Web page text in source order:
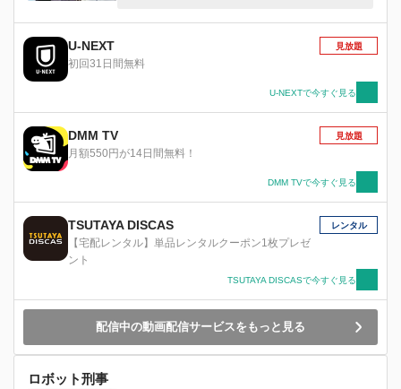
学捜査で暴かれる。
U-NEXT
初回31日間無料
見放題
U-NEXTで今すぐ見る
DMM TV
月額550円が14日間無料！
見放題
DMM TVで今すぐ見る
TSUTAYA DISCAS
【宅配レンタル】単品レンタルクーポン1枚プレゼ
ント
レンタル
TSUTAYA DISCASで今すぐ見る
配信中の動画配信サービスをもっと見る
ロボット刑事